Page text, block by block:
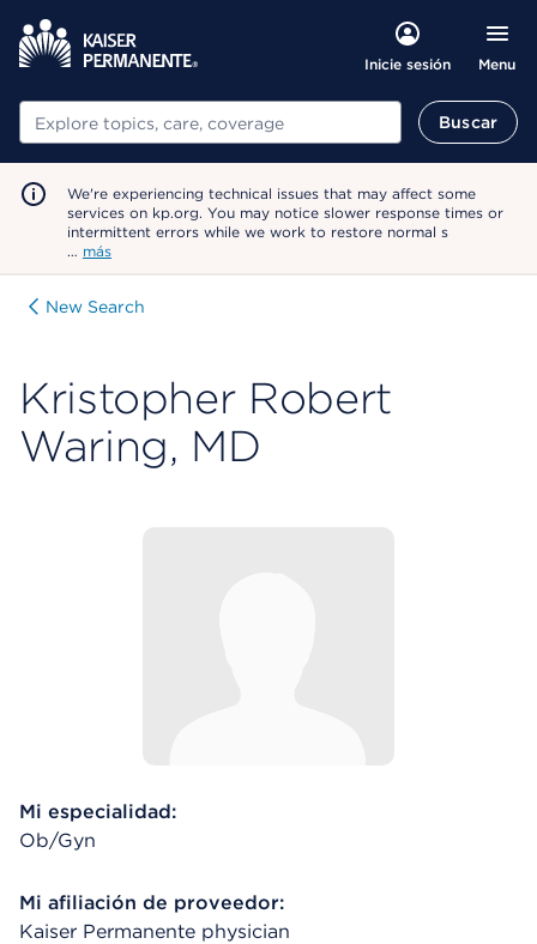
Inicie sesión Menu
Buscar Buscar
We're experiencing technical issues that may affect some
services on kp.org. You may notice slower response times or
intermittent errors while we work to restore normal s
… más
New Search
Kristopher Robert
Waring, MD
Mi especialidad:
Ob/Gyn
Mi afiliación de proveedor:
Kaiser Permanente physician